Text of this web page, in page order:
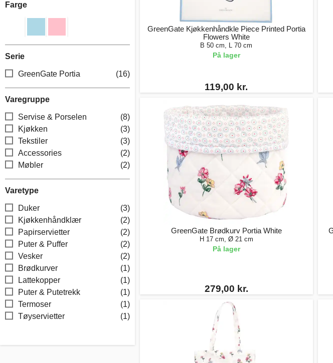
Farge
Serie
GreenGate Portia (16)
Varegruppe
Servise & Porselen
(8)
Kjøkken
(3)
Tekstiler
(3)
Accessories
(2)
Møbler
(2)
Varetype
Duker
(3)
Kjøkkenhåndklær
(2)
Papirservietter
(2)
Puter & Puffer
(2)
Vesker
(2)
Brødkurver
(1)
Lattekopper
(1)
Puter & Putetrekk
(1)
Termoser
(1)
Tøyservietter
(1)
GreenGate Kjøkkenhåndkle Piece Printed Portia
Flowers White
B 50 cm, L 70 cm
På lager
119,00 kr.
GreenGate Brødkurv Portia White
H 17 cm, Ø 21 cm
På lager
279,00 kr.